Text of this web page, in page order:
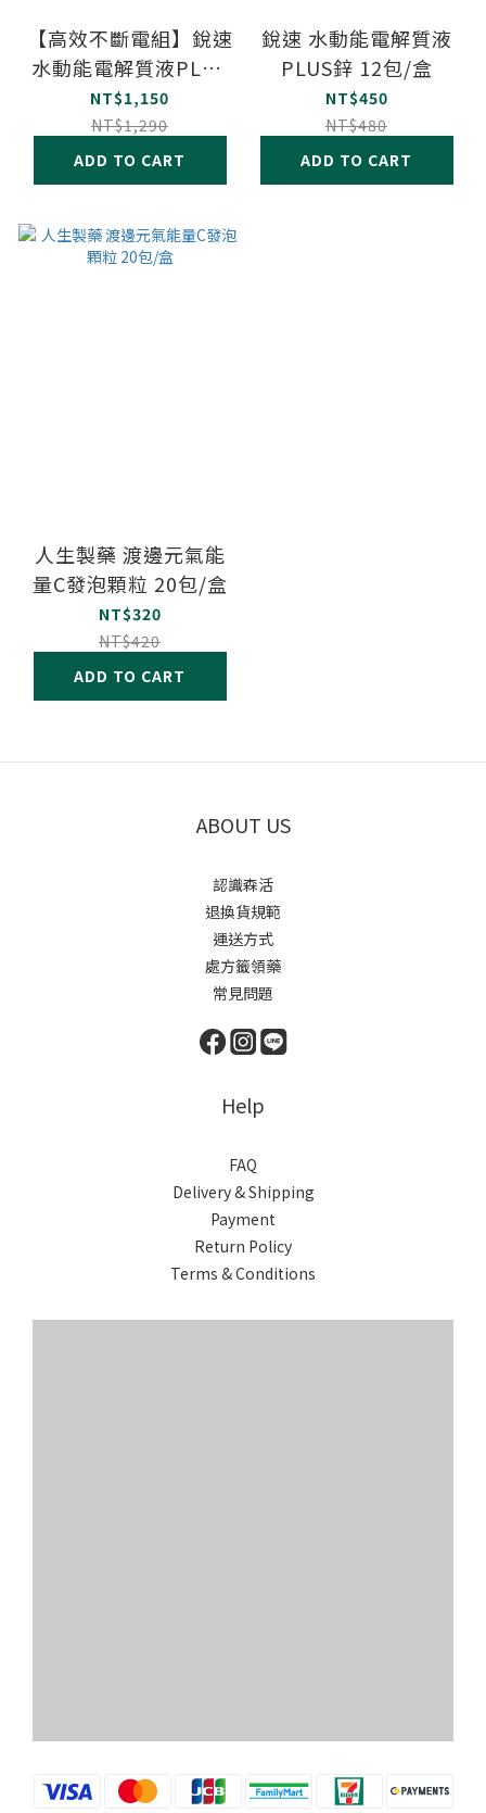
【高效不斷電組】銳速
水動能電解質液PLUS
鋅 + 雙速咖啡因雙層
錠
NT$1,150
NT$1,290
ADD TO CART
銳速 水動能電解質液
PLUS鋅 12包/盒
NT$450
NT$480
ADD TO CART
人生製藥 渡邊元氣能
量C發泡顆粒 20包/盒
NT$320
NT$420
ADD TO CART
ABOUT US
認識森活
退換貨規範
運送方式
處方籤領藥
常見問題
Help
FAQ
Delivery & Shipping
Payment
Return Policy
Terms & Conditions